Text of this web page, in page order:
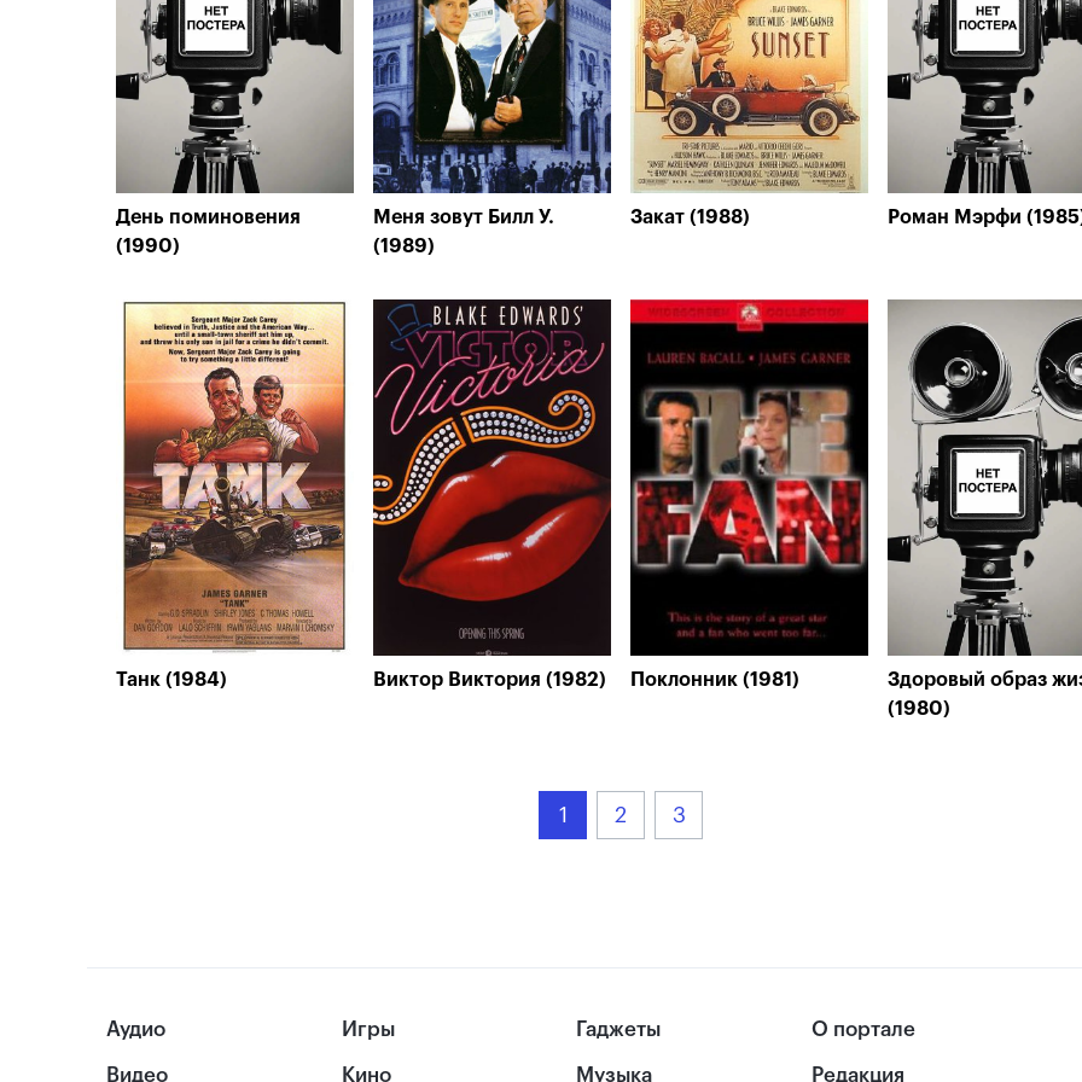
День поминовения
(1990)
Меня зовут Билл У.
(1989)
Закат (1988) Роман Мэрфи
Танк (1984) Виктор Виктория (1982) Поклонник (1981)
Здоровый образ
(1980)
1 2 3
Аудио
Видео
Игры
Кино
Гаджеты
Музыка
О портале
Редакция